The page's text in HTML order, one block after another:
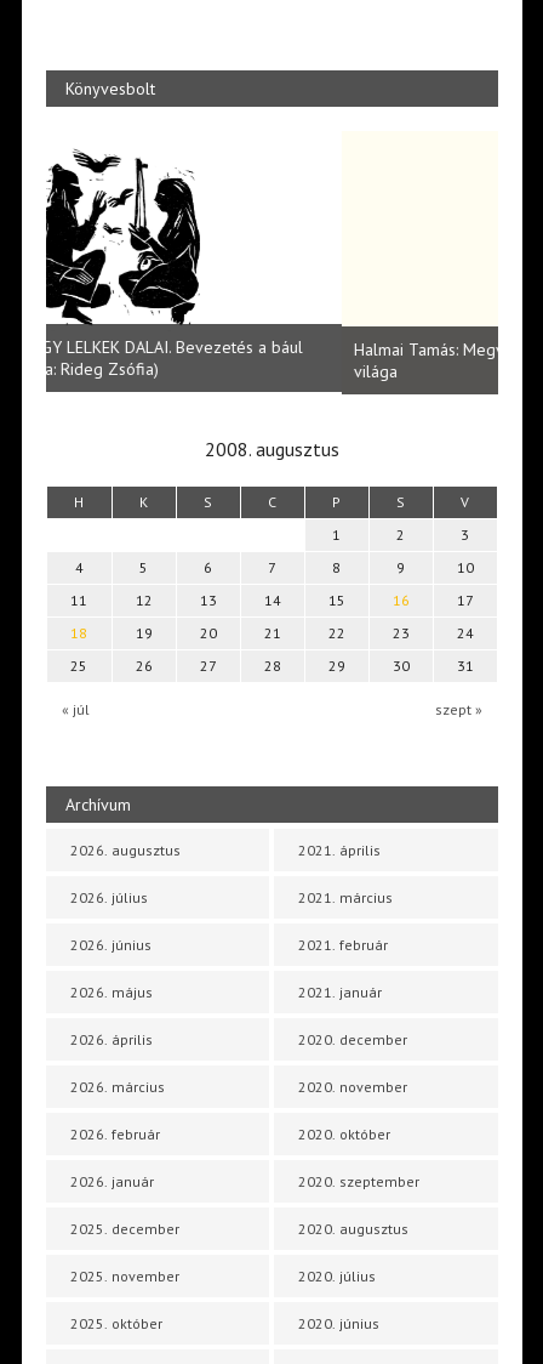
Könyvesbolt
Halmai Tamás: Megválaszolt érintés. Leveles Ibolya költői
világa
2008. augusztus
H K S C P S V
« júl szept »
1 2
3
4
5 6 7 8 9
10
11
12 13 14 15 16
17
18
19 20 21 22 23
24
25
26 27 28 29 30 31
Archívum
2026. augusztus
2026. július
2026. június
2026. május
2026. április
2026. március
2026. február
2026. január
2025. december
2025. november
2025. október
2021. április
2021. március
2021. február
2021. január
2020. december
2020. november
2020. október
2020. szeptember
2020. augusztus
2020. július
2020. június